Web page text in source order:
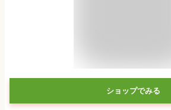
ショップでみる